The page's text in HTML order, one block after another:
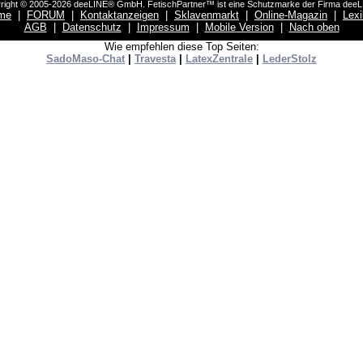
© 2005-2026 deeLINE® GmbH. FetischPartner™ ist eine Schutzmarke der Firma
FORUM Kontaktanzeigen Sklavenmarkt Online-Magazin
AGB
Datenschutz Impressum Mobile Version|
Nach oben
Wie empfehlen diese Top Seiten:
SadoMaso-Chat
Travesta| LatexZentrale LederStolz